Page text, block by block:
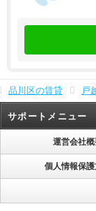
品川区の賃貸 戸
サポートメニュー
運営会社
個人情報保